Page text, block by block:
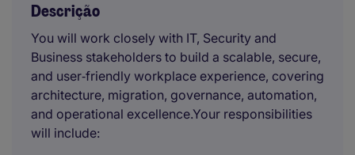
Descrição
You will work closely with IT, Security and
Business stakeholders to build a scalable, secure,
and user‑friendly workplace experience, covering
architecture, migration, governance, automation,
and operational excellence.Your responsibilities
will include: